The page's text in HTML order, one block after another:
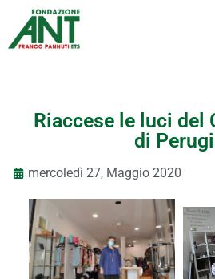
Riaccese le luci del
di
mercoledì 27, Maggio 2020